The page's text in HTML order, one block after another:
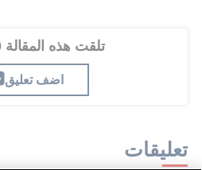
تلقت هذه المقالة 0 تعليق
اضف تعليق
تعليقات